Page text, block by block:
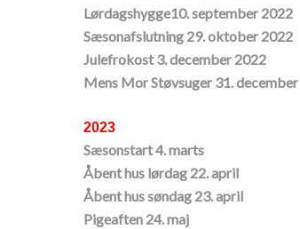
Lørdagshygge10. september 2022
Sæsonafslutning 29. oktober 2022
​Julefrokost 3. december 2022
Mens Mor Støvsuger 31. december
2023
Sæsonstart 4. marts
Åbent hus lørdag 22. april
​Åbent hus søndag 23. april
Pigeaften 24. maj